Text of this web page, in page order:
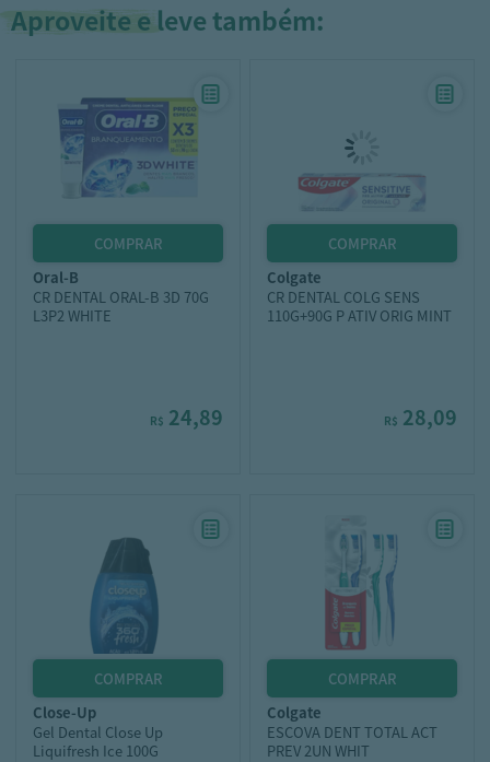
Aproveite e leve também:
oral-b
CR DENTAL ORAL-B 3D 70G
L3P2 WHITE
R$ 24,89
colgate
CR DENTAL COLG SENS
110G+90G P ATIV ORIG MINT
R$ 28,09
close-up
Gel Dental Close Up
Liquifresh Ice 100G
colgate
ESCOVA DENT TOTAL ACT
PREV 2UN WHIT